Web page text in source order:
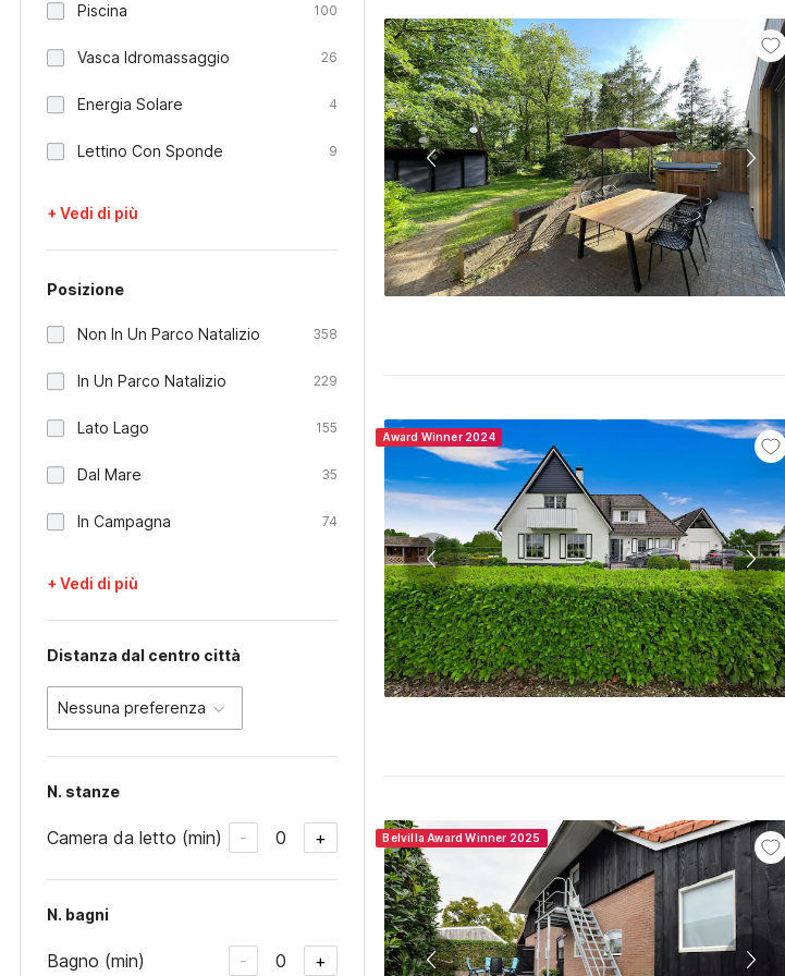
Piscina 100
Vasca Idromassaggio 26
Energia Solare 4
Lettino Con Sponde 9
+ Vedi di più
Posizione
Non In Un Parco Natalizio 358
In Un Parco Natalizio 229
Lato Lago 155
Dal Mare 35
In Campagna 74
+ Vedi di più
Distanza dal centro città
Nessuna preferenza
N. stanze
Camera da letto (min) - 0 +
N. bagni
Bagno (min) - 0 +
Award Winner 2024
Belvilla Award Winner 2025